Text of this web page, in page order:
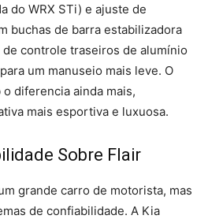
do WRX STi) e ajuste de
buchas de barra estabilizadora
de controle traseiros de alumínio
um manuseio mais leve. O
diferencia ainda mais,
mais esportiva e luxuosa.
Sobre Flair
grande carro de motorista, mas
de confiabilidade. A Kia